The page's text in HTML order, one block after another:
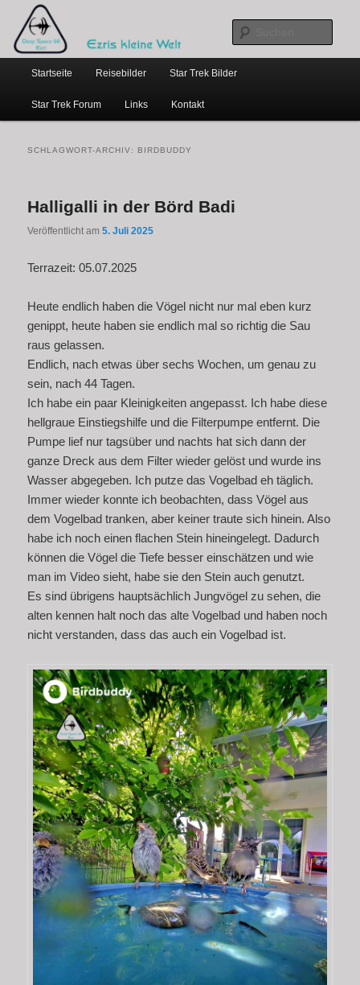
primären
Inhalt
springen
sekundären
Inhalt
springen
Ezris kleine Welt
…weil bloggen so schick ist
Hauptmenü
Startseite Reisebilder Star Trek Bilder
Star Trek Forum Links Kontakt
SCHLAGWORT-ARCHIV: BIRDBUDDY
Halligalli in der Börd Badi
Veröffentlicht am5. Juli 2025
Terrazeit: 05.07.2025
Heute endlich haben die Vögel nicht nur mal eben kurz
genippt, heute haben sie endlich mal so richtig die Sau
raus gelassen.
Endlich, nach etwas über sechs Wochen, um genau zu
sein, nach 44 Tagen.
Ich habe ein paar Kleinigkeiten angepasst. Ich habe diese
hellgraue Einstiegshilfe und die Filterpumpe entfernt. Die
Pumpe lief nur tagsüber und nachts hat sich dann der
ganze Dreck aus dem Filter wieder gelöst und wurde ins
Wasser abgegeben. Ich putze das Vogelbad eh täglich.
Immer wieder konnte ich beobachten, dass Vögel aus
dem Vogelbad tranken, aber keiner traute sich hinein. Also
habe ich noch einen flachen Stein hineingelegt. Dadurch
können die Vögel die Tiefe besser einschätzen und wie
man im Video sieht, habe sie den Stein auch genutzt.
Es sind übrigens hauptsächlich Jungvögel zu sehen, die
alten kennen halt noch das alte Vogelbad und haben noch
nicht verstanden, dass das auch ein Vogelbad ist.